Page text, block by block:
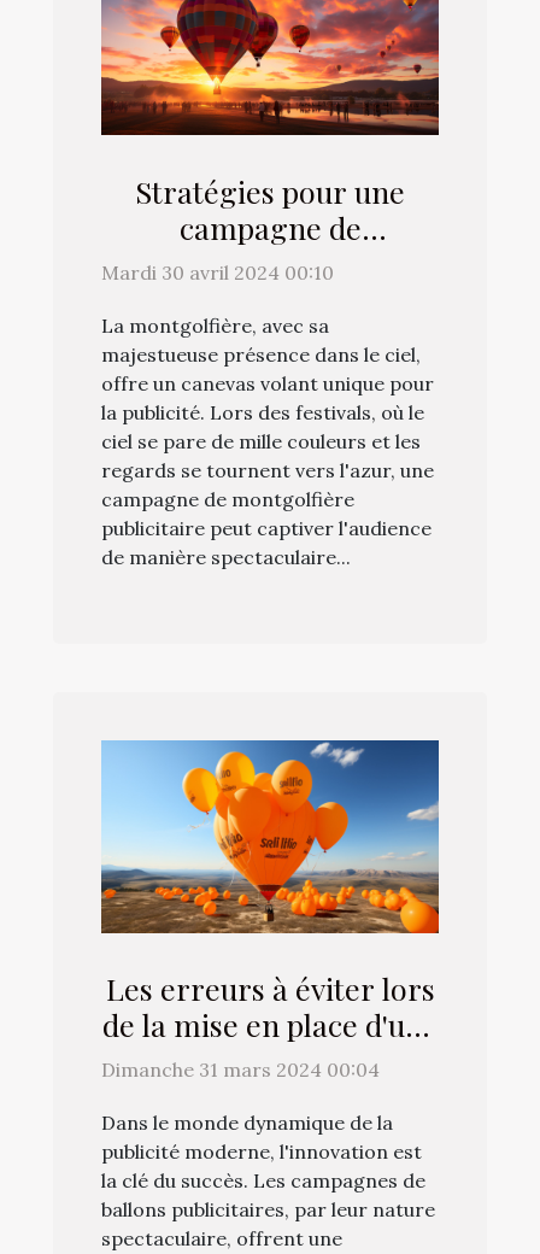
Stratégies pour une
campagne de
montgolfière
pendant les festivals
Mardi 30 avril 2024 00:10
La montgolfière, avec sa
majestueuse présence dans le ciel,
offre un canevas volant unique pour
la publicité. Lors des festivals, où le
ciel se pare de mille couleurs et les
regards se tournent vers l'azur, une
campagne de montgolfière
publicitaire peut captiver l'audience
de manière spectaculaire...
Les erreurs à éviter lors
de la mise en place d'une
campagne de ballons
Dimanche 31 mars 2024 00:04
Dans le monde dynamique de la
publicité moderne, l'innovation est
la clé du succès. Les campagnes de
ballons publicitaires, par leur nature
spectaculaire, offrent une